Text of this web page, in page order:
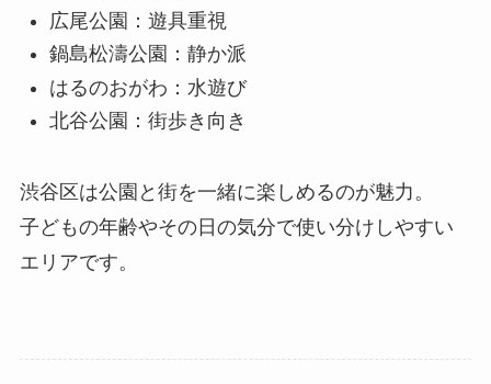
広尾公園：遊具重視
鍋島松濤公園：静か派
はるのおがわ：水遊び
北谷公園：街歩き向き
渋谷区は公園と街を一緒に楽しめるのが魅力。
子どもの年齢やその日の気分で使い分けしやすい
エリアです。